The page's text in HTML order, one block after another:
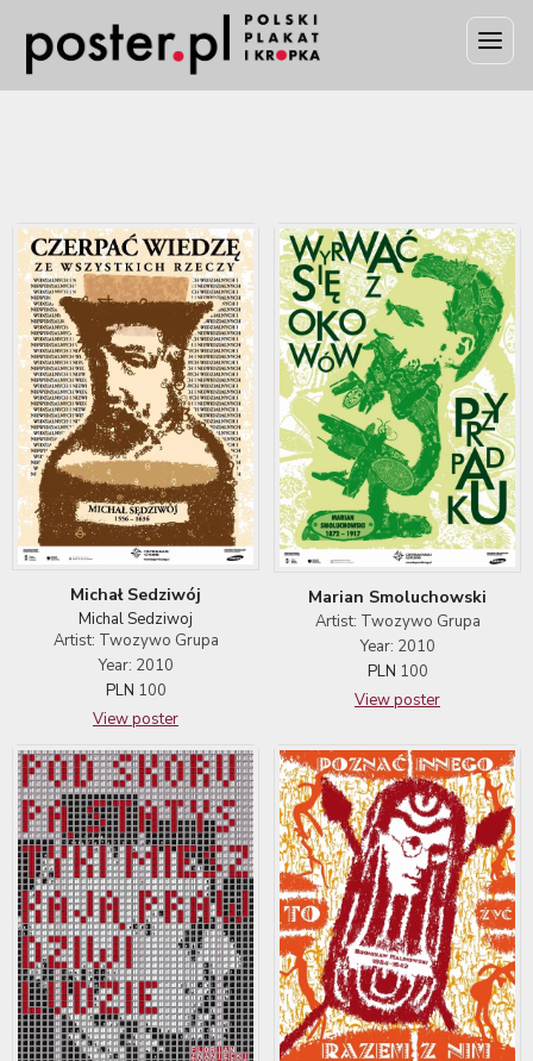
Michał Sedziwój
Michal Sedziwoj
Artist: Twozywo Grupa
Year: 2010
PLN 100
View poster
Marian Smoluchowski
Artist: Twozywo Grupa
Year: 2010
PLN 100
View poster